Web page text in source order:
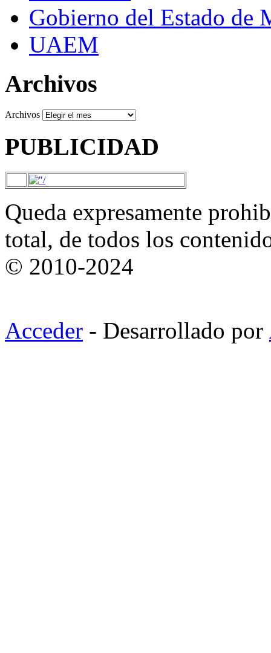
Gobierno del Estado de
UAEM
Archivos
Archivos
PUBLICIDAD
Queda expresamente
total, de todos los
© 2010-2024
Acceder - Desarrollado por